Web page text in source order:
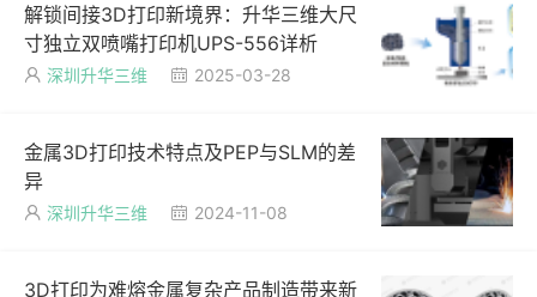
解锁间接3D打印新境界：升华三维大尺
寸独立双喷嘴打印机UPS-556详析
 深圳升华三维  2025-03-28
金属3D打印技术特点及PEP与SLM的差
异
 深圳升华三维  2024-11-08
3D打印为难熔金属复杂产品制造带来新